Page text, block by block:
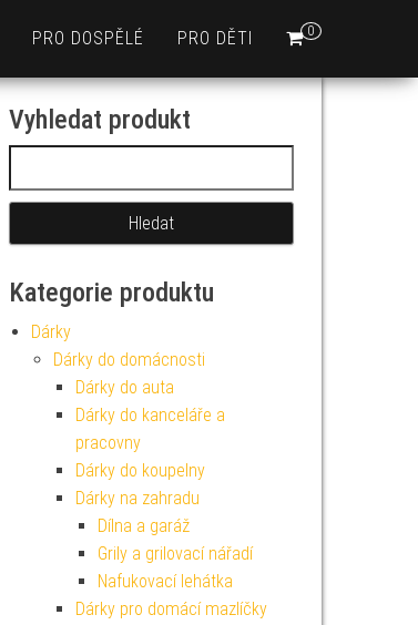
0
PRO DOSPĚLÉ PRO DĚTI
Vyhledat produkt
Kategorie produktu
Dárky
Dárky do domácnosti
Dárky do auta
Dárky do kanceláře a
pracovny
Dárky do koupelny
Dárky na zahradu
Dílna a garáž
Grily a grilovací nářadí
Nafukovací lehátka
Dárky pro domácí mazlíčky